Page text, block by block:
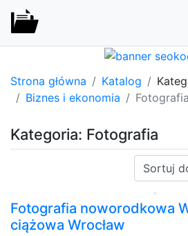
Strona główna Katalog
Biznes i ekonomia
Fotografia
Kategoria: Fotografia
Sortuj:
Fotografia noworodkowa
ciążowa Wrocław